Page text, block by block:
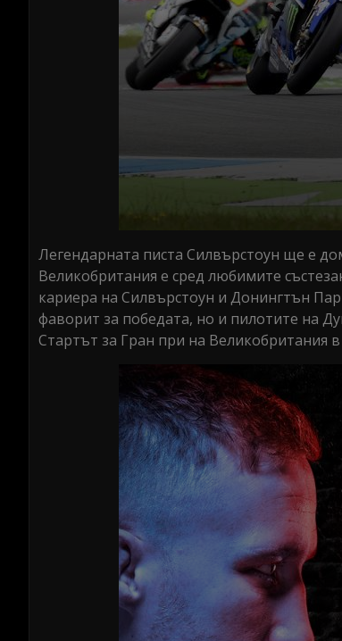
Легендарната писта Силвърстоун ще е
Великобритания е сред любимите
кариера на Силвърстоун и Донингтън
фаворит за победата, но и пилотите на
Стартът за Гран при на Великобритания